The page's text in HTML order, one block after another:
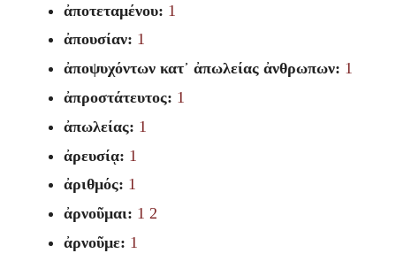
ἀποτεταμένου: 1
ἀπουσίαν: 1
ἀποψυχόντων κατ᾽ ἀπωλείας ἀνθρωπων: 1
ἀπροστάτευτος: 1
ἀπωλείας: 1
ἀρευσίᾳ: 1
ἀριθμός: 1
ἀρνοῦμαι: 1 2
ἀρνοῦμε: 1